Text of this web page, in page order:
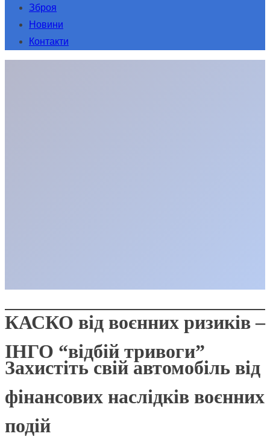
Зброя
Новини
Контакти
КАСКО від воєнних ризиків –
ІНГО “відбій тривоги”
Захистіть свій автомобіль від
фінансових наслідків воєнних
подій